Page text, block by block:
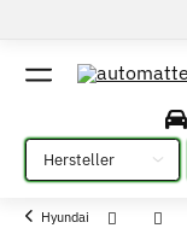
Bitte auswählen
Hyundai